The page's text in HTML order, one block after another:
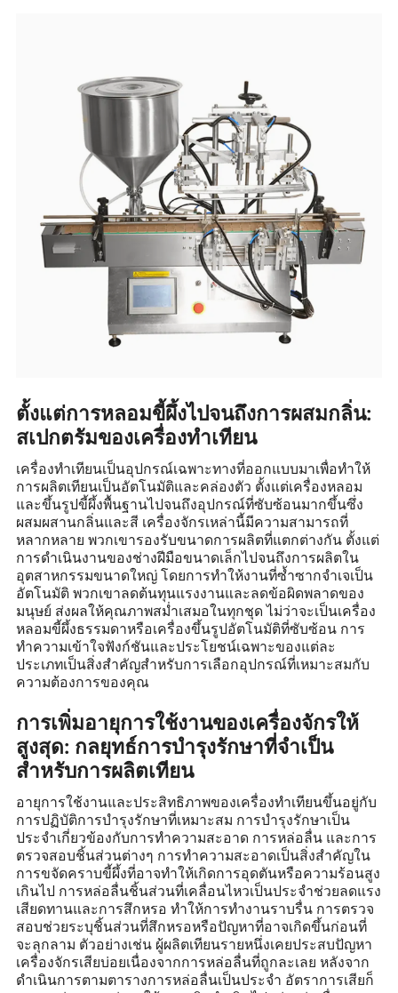
ตั้งแต่การหลอมขี้ผึ้งไปจนถึงการผสมกลิ่น:
สเปกตรัมของเครื่องทำเทียน
เครื่องทำเทียนเป็นอุปกรณ์เฉพาะทางที่ออกแบบมาเพื่อทำให้
การผลิตเทียนเป็นอัตโนมัติและคล่องตัว ตั้งแต่เครื่องหลอม
และขึ้นรูปขี้ผึ้งพื้นฐานไปจนถึงอุปกรณ์ที่ซับซ้อนมากขึ้นซึ่ง
ผสมผสานกลิ่นและสี เครื่องจักรเหล่านี้มีความสามารถที่
หลากหลาย พวกเขารองรับขนาดการผลิตที่แตกต่างกัน ตั้งแต่
การดำเนินงานของช่างฝีมือขนาดเล็กไปจนถึงการผลิตใน
อุตสาหกรรมขนาดใหญ่ โดยการทำให้งานที่ซ้ำซากจำเจเป็น
อัตโนมัติ พวกเขาลดต้นทุนแรงงานและลดข้อผิดพลาดของ
มนุษย์ ส่งผลให้คุณภาพสม่ำเสมอในทุกชุด ไม่ว่าจะเป็นเครื่อง
หลอมขี้ผึ้งธรรมดาหรือเครื่องขึ้นรูปอัตโนมัติที่ซับซ้อน การ
ทำความเข้าใจฟังก์ชันและประโยชน์เฉพาะของแต่ละ
ประเภทเป็นสิ่งสำคัญสำหรับการเลือกอุปกรณ์ที่เหมาะสมกับ
ความต้องการของคุณ
การเพิ่มอายุการใช้งานของเครื่องจักรให้
สูงสุด: กลยุทธ์การบำรุงรักษาที่จำเป็น
สำหรับการผลิตเทียน
อายุการใช้งานและประสิทธิภาพของเครื่องทำเทียนขึ้นอยู่กับ
การปฏิบัติการบำรุงรักษาที่เหมาะสม การบำรุงรักษาเป็น
ประจำเกี่ยวข้องกับการทำความสะอาด การหล่อลื่น และการ
ตรวจสอบชิ้นส่วนต่างๆ การทำความสะอาดเป็นสิ่งสำคัญใน
การขจัดคราบขี้ผึ้งที่อาจทำให้เกิดการอุดตันหรือความร้อนสูง
เกินไป การหล่อลื่นชิ้นส่วนที่เคลื่อนไหวเป็นประจำช่วยลดแรง
เสียดทานและการสึกหรอ ทำให้การทำงานราบรื่น การตรวจ
สอบช่วยระบุชิ้นส่วนที่สึกหรอหรือปัญหาที่อาจเกิดขึ้นก่อนที่
จะลุกลาม ตัวอย่างเช่น ผู้ผลิตเทียนรายหนึ่งเคยประสบปัญหา
เครื่องจักรเสียบ่อยเนื่องจากการหล่อลื่นที่ถูกละเลย หลังจาก
ดำเนินการตามตารางการหล่อลื่นเป็นประจำ อัตราการเสียก็